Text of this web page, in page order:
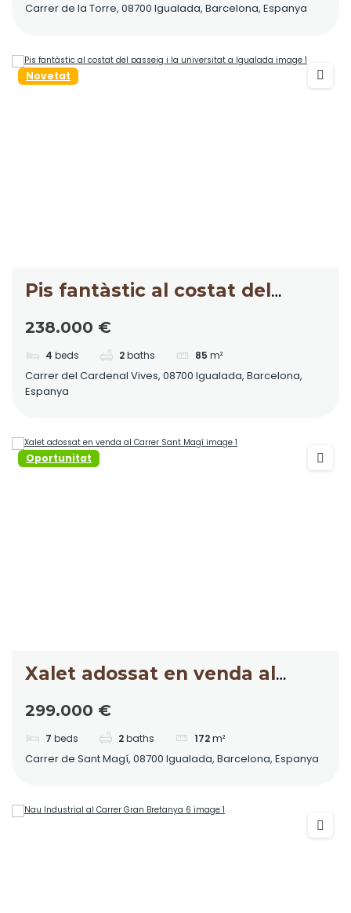
Carrer de la Torre, 08700 Igualada, Barcelona, Espanya
Novetat
Pis fantàstic al costat del
Igualada
238.000 €
4 beds 2baths 85 m²
Carrer del Cardenal Vives, 08700 Igualada, Barcelona,
Espanya
Oportunitat
Xalet adossat en venda al
299.000 €
7 beds 2baths 172m²
Carrer de Sant Magí, 08700 Igualada, Barcelona, Espanya